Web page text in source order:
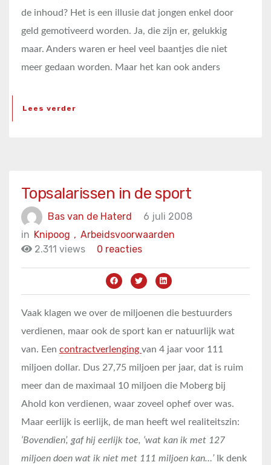
de inhoud? Het is een illusie dat jongen enkel door
geld gemotiveerd worden. Ja, die zijn er, gelukkig
maar. Anders waren er heel veel baantjes die niet
meer gedaan worden. Maar het kan ook anders
Lees verder
Topsalarissen in de sport
Bas van de Haterd
6 juli 2008
in
Arbeidsvoorwaarden
Knipoog ,
2.311 views
0 reacties
Vaak klagen we over de miljoenen die bestuurders
verdienen, maar ook de sport kan er natuurlijk wat
van. Een contractverlenging van 4 jaar voor 111
miljoen dollar. Dus 27,75 miljoen per jaar, dat is ruim
meer dan de maximaal 10 miljoen die Moberg bij
Ahold kon verdienen, waar zoveel ophef over was.
Maar eerlijk is eerlijk, de man heeft wel realiteitszin:
‘Bovendien’, gaf hij eerlijk toe, ‘wat kan ik met 127
miljoen doen wat ik niet met 111 miljoen kan…’ Ik denk